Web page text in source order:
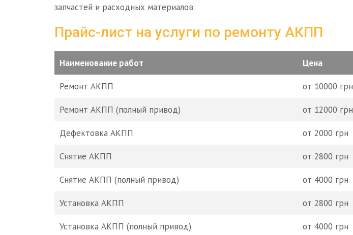
запчастей и расходных материалов.
Прайс-лист на услуги по ремонту АКПП
Наименование работ Цена
Ремонт АКПП от 10000 грн
Ремонт АКПП (полный привод) от 12000 грн
Дефектовка АКПП от 2000 грн
Снятие АКПП от 2800 грн
Снятие АКПП (полный привод) от 4000 грн
Установка АКПП от 2800 грн
Установка АКПП (полный привод) от 4000 грн